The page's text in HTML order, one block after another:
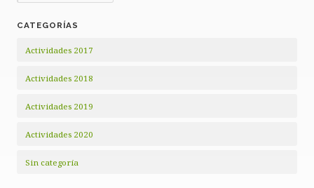
CATEGORÍAS
Actividades 2017
Actividades 2018
Actividades 2019
Actividades 2020
Sin categoría